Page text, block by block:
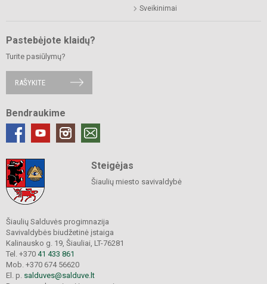
Sveikinimai
Pastebėjote klaidų?
Turite pasiūlymų?
RAŠYKITE
Bendraukime
Steigėjas
Šiaulių miesto savivaldybė
Šiaulių Salduvės progimnazija
Savivaldybės biudžetinė įstaiga
Kalinausko g. 19, Šiauliai, LT-76281
Tel. +370 41 433 861
Mob. +370 674 56620
El. p. salduves@salduve.lt